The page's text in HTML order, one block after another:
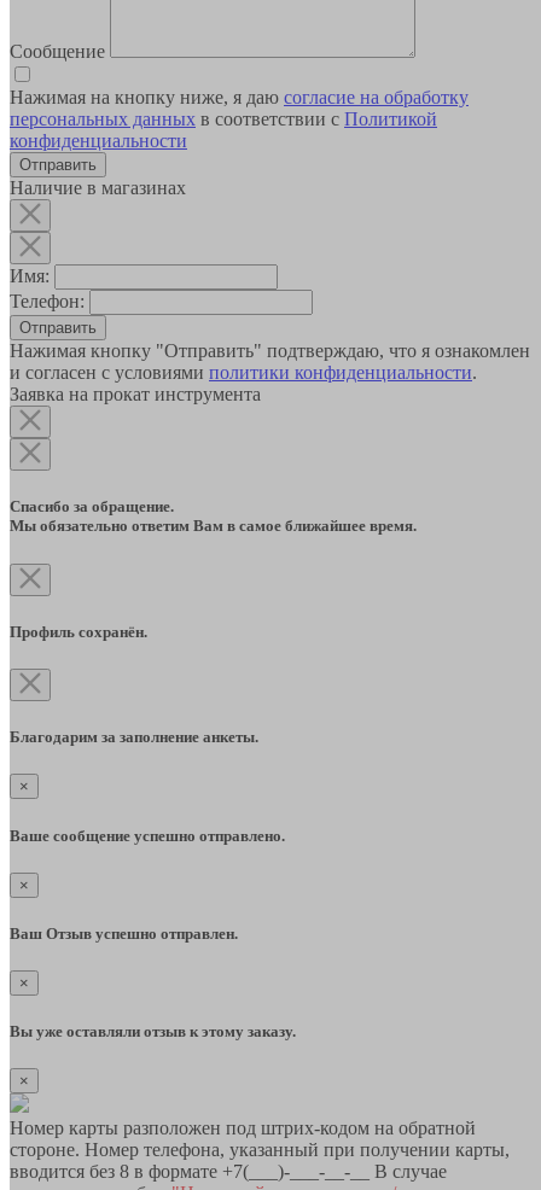
Сообщение
Нажимая на кнопку ниже, я даю согласие на обработку
персональных данных в соответствии с Политикой
конфиденциальности
Наличие в магазинах
Имя:
Телефон:
Отправить
Нажимая кнопку "Отправить" подтверждаю, что я ознакомлен
и согласен с условиями политики конфиденциальности.
Заявка на прокат инструмента
Спасибо за обращение.
Мы обязательно ответим Вам в самое ближайшее время.
Профиль сохранён.
Благодарим за заполнение анкеты.
×
Ваше сообщение успешно отправлено.
×
Ваш Отзыв успешно отправлен.
×
Вы уже оставляли отзыв к этому заказу.
×
Номер карты разположен под штрих-кодом на обратной
стороне. Номер телефона, указанный при получении карты,
вводится без 8 в формате +7(___)-___-__-__ В случае